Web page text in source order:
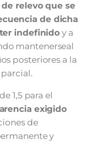
relevo que se
de dicha
indefinido y a
mantenerseal
posteriores a la
1,5 para el
exigido
de
y